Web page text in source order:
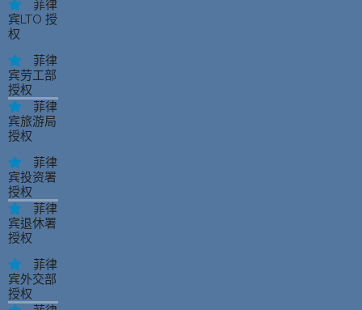
菲律
宾LTO 授
权
菲律
宾劳工部
授权
菲律
宾旅游局
授权
菲律
宾投资署
授权
菲律
宾退休署
授权
菲律
宾外交部
授权